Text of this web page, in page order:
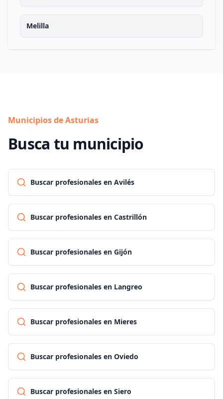
Melilla
Municipios de Asturias
Busca tu municipio
Buscar profesionales en Avilés
Buscar profesionales en Castrillón
Buscar profesionales en Gijón
Buscar profesionales en Langreo
Buscar profesionales en Mieres
Buscar profesionales en Oviedo
Buscar profesionales en Siero